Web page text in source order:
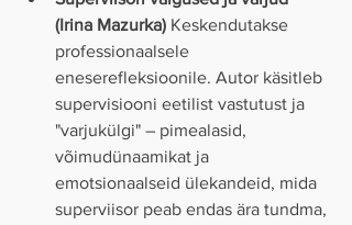
(Irina Mazurka) Keskendutakse
professionaalsele
eneserefleksioonile. Autor käsitleb
supervisiooni eetilist vastutust ja
"varjukülgi" – pimealasid,
võimudünaamikat ja
emotsionaalseid ülekandeid, mida
superviisor peab endas ära tundma,